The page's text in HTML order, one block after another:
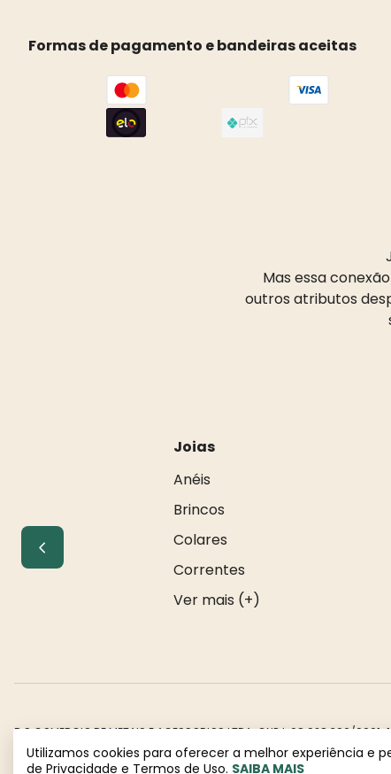
Formas de pagamento e bandeiras aceitas
Mas essa
outros atributos
Joias
Anéis
Brincos
Colares
Correntes
Ver mais (+)
R S COMERCIO DE METAIS E ACESSORIOS LTDA. CNPJ: 08.928.306/
Todos os direitos reservados à Rosa Rio - As informações não
Utilizamos cookies para oferecer a melhor experiência e
de Privacidade e Termos de Uso. SAIBA MAIS